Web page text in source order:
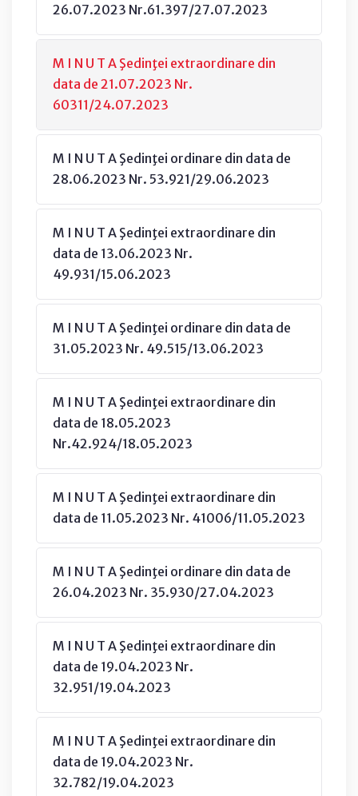
26.07.2023 Nr.61.397/27.07.2023
M I N U T A Şedinţei extraordinare din
data de 21.07.2023 Nr.
60311/24.07.2023
M I N U T A Şedinţei ordinare din data de
28.06.2023 Nr. 53.921/29.06.2023
M I N U T A Şedinţei extraordinare din
data de 13.06.2023 Nr.
49.931/15.06.2023
M I N U T A Şedinţei ordinare din data de
31.05.2023 Nr. 49.515/13.06.2023
M I N U T A Şedinţei extraordinare din
data de 18.05.2023
Nr.42.924/18.05.2023
M I N U T A Şedinţei extraordinare din
data de 11.05.2023 Nr. 41006/11.05.2023
M I N U T A Şedinţei ordinare din data de
26.04.2023 Nr. 35.930/27.04.2023
M I N U T A Şedinţei extraordinare din
data de 19.04.2023 Nr.
32.951/19.04.2023
M I N U T A Şedinţei extraordinare din
data de 19.04.2023 Nr.
32.782/19.04.2023